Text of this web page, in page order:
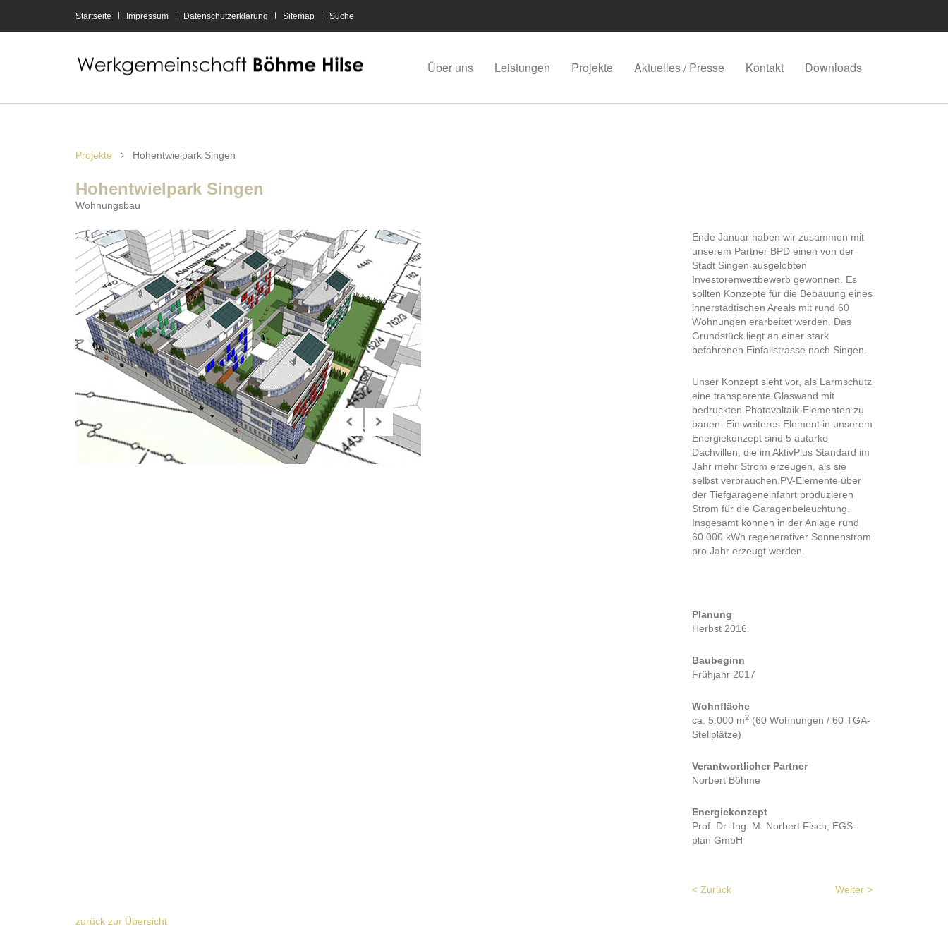
Startseite Impressum Datenschutzerklärung Sitemap Suche
Über uns Leistungen Projekte Aktuelles / Presse Kontakt Downloads
Projekte Hohentwielpark Singen
Hohentwielpark Singen
Wohnungsbau
Ende Januar haben wir zusammen mit
unserem Partner BPD einen von der
Stadt Singen ausgelobten
Investorenwettbewerb gewonnen. Es
sollten Konzepte für die Bebauung eines
innerstädtischen Areals mit rund 60
Wohnungen erarbeitet werden. Das
Grundstück liegt an einer stark
befahrenen Einfallstrasse nach Singen.
Unser Konzept sieht vor, als Lärmschutz
eine transparente Glaswand mit
bedruckten Photovoltaik-Elementen zu
bauen. Ein weiteres Element in unserem
Energiekonzept sind 5 autarke
Dachvillen, die im AktivPlus Standard im
Jahr mehr Strom erzeugen, als sie
selbst verbrauchen.PV-Elemente über
der Tiefgarageneinfahrt produzieren
Strom für die Garagenbeleuchtung.
Insgesamt können in der Anlage rund
60.000 kWh regenerativer Sonnenstrom
pro Jahr erzeugt werden.
Planung
Herbst 2016
Baubeginn
Frühjahr 2017
Wohnfläche
ca. 5.000 m2(60 Wohnungen / 60 TGA-
Stellplätze)
Verantwortlicher Partner
Norbert Böhme
Energiekonzept
Prof. Dr.-Ing. M. Norbert Fisch, EGS-
plan GmbH
< Zurück Weiter >
zurück zur Übersicht